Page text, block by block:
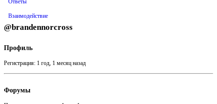
Ответы
Взаимодействие
@brandennorcross
Профиль
Регистрация: 1 год, 1 месяц назад
Форумы